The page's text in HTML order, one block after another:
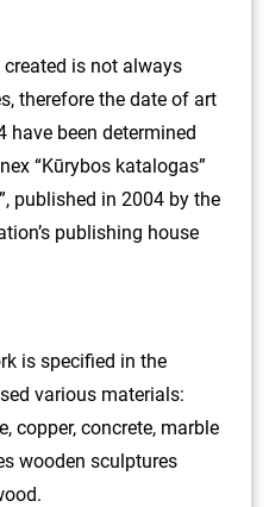
is not always
therefore the date of art
have been determined
“Kūrybos katalogas”
published in 2004 by the
publishing house
is specified in the
various materials:
copper, concrete, marble
wooden sculptures